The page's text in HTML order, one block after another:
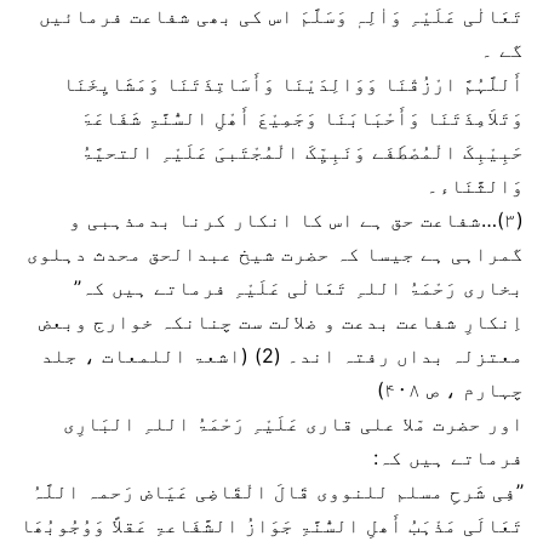
تَعَالٰی عَلَیْہِ وَاٰلِہٖ وَسَلَّمَ اس کی بھی شفاعت فرمائیں
گے ۔
أَللَّہُمَّ ارْزُقْنَا وَوَالِدَیْنَا وَأَسَاتِذَتَنَا وَمَشَایِخَنَا
وَتَلاَمِذَتَنَا وَأَحْبَابَنَا وَجَمِیْعَ أَھْلِ السُّنَّۃِ شَفَاعَۃَ
حَبِیْبِکَ الْمُصْطَفَے وَنَبِیِّکَ الْمُجْتَبیَ عَلَیْہِ التحیَّۃُ
وَالثَّنَاء۔
(۳)…شفاعت حق ہے اس کا انکار کرنا بدمذہبی و
گمراہی ہے جیسا کہ حضرت شیخ عبدالحق محدث دہلوی
بخاری رَحْمَۃُ اللہِ تَعَالٰی عَلَیْہِ فرماتے ہیں کہ’’
اِنکارِ شفاعت بدعت و ضلالت ست چنانکہ خوارج وبعض
معتزلہ بداں رفتہ اند۔ (2) (اشعۃ اللمعات ، جلد
چہارم ، ص ۴۰۸)
اور حضرت مّلا علی قاری عَلَیْہِ رَحْمَۃُ اللہِ البَارِی
فرماتے ہیں کہ:
’’فِی شَرحِ مسلم للنووی قَالَ الْقَاضِی عَیَاض رَحمہ اللَّہُ
تَعَالَی مَذْہَبُ أَھلِ السُّنَّۃِ جَوَازُ الشَّفَاعۃِ عَقلاً وَوُجُوبُھَا